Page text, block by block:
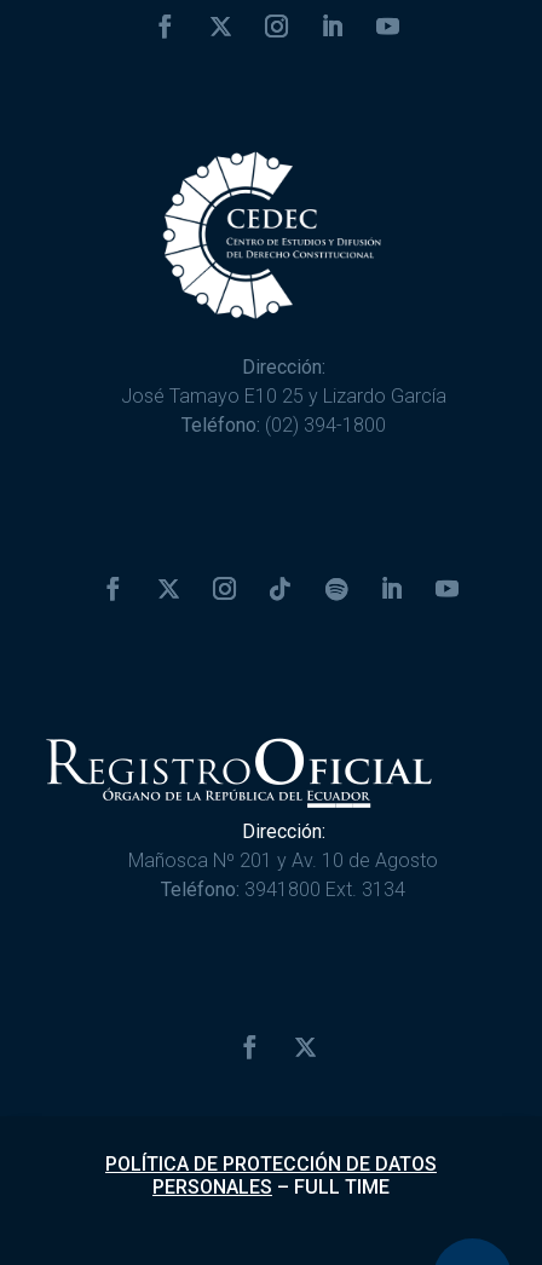
Dirección:
José Tamayo E10 25 y Lizardo García
Teléfono: (02) 394-1800
Dirección:
Mañosca Nº 201 y Av. 10 de Agosto
Teléfono: 3941800 Ext. 3134
POLÍTICA DE PROTECCIÓN DE DATOS
PERSONALES – FULL TIME